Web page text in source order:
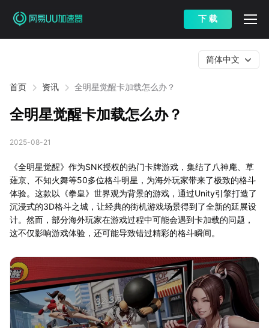
下 载
首页 资讯 全明星觉醒卡加载怎么办？
简体中文
全明星觉醒卡加载怎么办？
2025-08-21
《全明星觉醒》作为SNK授权的热门卡牌游戏，集结了八神庵、草
薙京、不知火舞等50多位格斗明星，为海外玩家带来了极致的格斗
体验。这款以《拳皇》世界观为背景的游戏，通过Unity引擎打造了
沉浸式的3D格斗之城，让经典的街机游戏场景得到了全新的延展设
计。然而，部分海外玩家在游戏过程中可能会遇到卡加载的问题，
这不仅影响游戏体验，还可能导致错过精彩的格斗瞬间。